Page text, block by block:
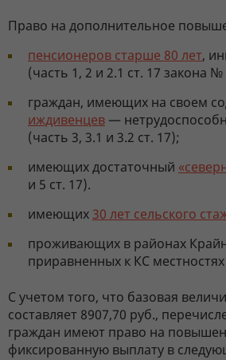
Право на дополнительное
пенсионеров старше 80 лет,
(часть 1, 2 и 2.1 ст. 17 закона
граждан, имеющих на своем
иждивенцев—
(часть 3, 3.1 и 3.2 ст. 17);
имеющих достаточный
и 5 ст. 17).
имеющих 30 лет сельского
проживающих в районах
приравненных к КС местностях
С учетом того, что базовая
составляет 8907,70 руб.,
граждан имеют право на
фиксированную выплату в